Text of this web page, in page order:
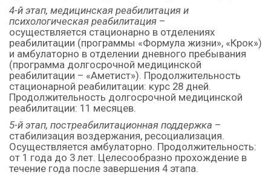
4-й этап, медицинская реабилитация и
психологическая реабилитация –
осуществляется стационарно в отделениях
реабилитации (программы «Формула жизни», «Крок»)
и амбулаторно в отделении дневного пребывания
(программа долгосрочной медицинской
реабилитации – «Аметист»). Продолжительность
стационарной реабилитации: курс 28 дней.
Продолжительность долгосрочной медицинской
реабилитации: 11 месяцев.
5-й этап, постреабилитационная поддержка –
стабилизация воздержания, ресоциализация.
Осуществляется амбулаторно. Продолжительность:
от 1 года до 3 лет. Целесообразно прохождение в
течение года после завершения 4 этапа.